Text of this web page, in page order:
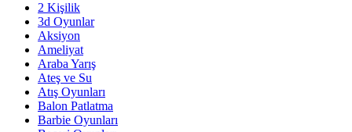
2 Kişilik
3d Oyunlar
Aksiyon
Ameliyat
Araba Yarış
Ateş ve Su
Atış Oyunları
Balon Patlatma
Barbie Oyunları